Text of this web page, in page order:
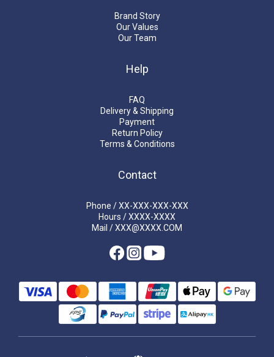
Brand Story
Our Values
Our Team
Help
FAQ
Delivery & Shipping
Payment
Return Policy
Terms & Conditions
Contact
Phone / XX-XXX-XXX-XXX
Hours / XXXX-XXXX
Mail / XXX@XXXX.COM